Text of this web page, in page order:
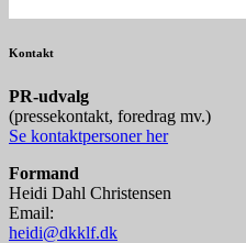
Kontakt
PR-udvalg
(pressekontakt, foredrag mv.)
Se kontaktpersoner her
Formand
Heidi Dahl Christensen
Email:
heidi@dkklf.dk